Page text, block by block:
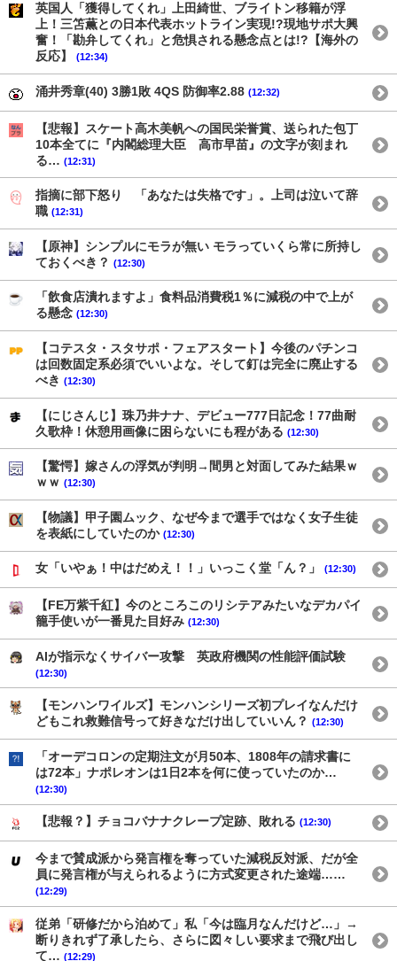
英国人「獲得してくれ」上田綺世、ブライトン移籍が浮
上！三笘薫との日本代表ホットライン実現!?現地サポ大興
奮！「勘弁してくれ」と危惧される懸念点とは!?【海外の
反応】
(12:34)
涌井秀章(40) 3勝1敗 4QS 防御率2.88 (12:32)
【悲報】スケート高木美帆への国民栄誉賞、送られた包丁
10本全てに『内閣総理大臣 高市早苗』の文字が刻まれ
る… (12:31)
指摘に部下怒り 「あなたは失格です」。上司は泣いて辞
職 (12:31)
【原神】シンプルにモラが無い モラっていくら常に所持し
ておくべき？ (12:30)
「飲食店潰れますよ」食料品消費税1％に減税の中で上が
る懸念 (12:30)
【コテスタ・スタサポ・フェアスタート】今後のパチンコ
は回数固定系必須でいいよな。そして釘は完全に廃止する
べき (12:30)
【にじさんじ】珠乃井ナナ、デビュー777日記念！77曲耐
久歌枠！休憩用画像に困らないにも程がある (12:30)
【驚愕】嫁さんの浮気が判明→間男と対面してみた結果ｗ
ｗｗ (12:30)
【物議】甲子園ムック、なぜ今まで選手ではなく女子生徒
を表紙にしていたのか (12:30)
女「いやぁ！中はだめえ！！」いっこく堂「ん？」 (12:30)
【FE万紫千紅】今のところこのリシテアみたいなデカパイ
籠手使いが一番見た目好み (12:30)
AIが指示なくサイバー攻撃 英政府機関の性能評価試験
(12:30)
【モンハンワイルズ】モンハンシリーズ初プレイなんだけ
どもこれ救難信号って好きなだけ出していいん？ (12:30)
「オーデコロンの定期注文が月50本、1808年の請求書に
は72本」ナポレオンは1日2本を何に使っていたのか…
(12:30)
【悲報？】チョコバナナクレープ定跡、敗れる (12:30)
今まで賛成派から発言権を奪っていた減税反対派、だが全
員に発言権が与えられるように方式変更された途端……
(12:29)
従弟「研修だから泊めて」私「今は臨月なんだけど…」→
断りきれず了承したら、さらに図々しい要求まで飛び出し
て… (12:29)